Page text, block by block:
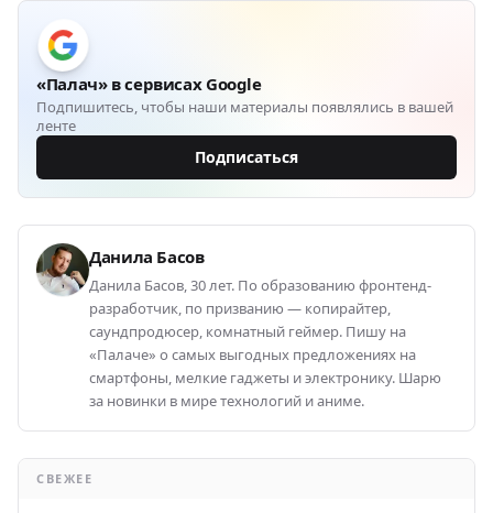
«Палач» в сервисах Google
Подпишитесь, чтобы наши материалы появлялись в вашей
ленте
Подписаться
Данила Басов
Данила Басов, 30 лет. По образованию фронтенд-
разработчик, по призванию — копирайтер,
саундпродюсер, комнатный геймер. Пишу на
«Палаче» о самых выгодных предложениях на
смартфоны, мелкие гаджеты и электронику. Шарю
за новинки в мире технологий и аниме.
СВЕЖЕЕ